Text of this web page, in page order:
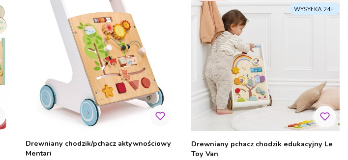
Drewniany chodzik/pchacz aktywnościowy
Mentari
Drewniany pchacz chodzik edukacyjny Le
Toy Van